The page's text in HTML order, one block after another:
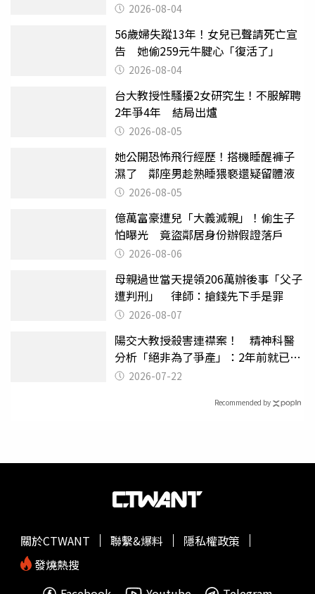
2026-08-04
56歲婦失蹤13年！女兒已聲請死亡宣
告 她偷259元牛腱心「復活了」
2026-08-04
台大教授性騷擾2女研究生！不服解聘
2年爭4年 結局出爐
2026-08-05
她公開恐怖飛行經歷！搭機睡醒褲子
濕了 鄰座男趁熟睡猥褻還疑留體液
2026-08-05
億萬富豪遭兒「大義滅親」！偷生子
怕曝光 竟盜鄰居身份辦假證落戶
2026-08-06
母親過世當天提領206萬辦後事「父子
遭判刑」 律師：搶錢先下手是罪
2026-08-07
陽交大教授殺害連襟案！ 精神科醫
分析「絕非為了爭產」：2年前就已言
行詭異
2026-07-22
Recommended by
關於CTWANT 聯繫&爆料
隱私權政策
發燒熱搜